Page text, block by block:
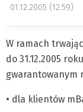
01.12.2005 (12:59)
W ramach
do 31.12.2005
gwarantowanym
• dla klientów